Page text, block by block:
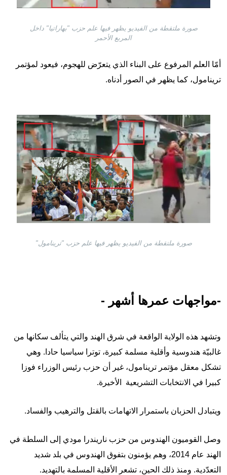
صورة ملتقطة من الفيديو يظهر فيها علم حزب "بهاراتيا" داخل
المربع الأحمر
أمّا العلم المرفوع على البناء الذي يتعرّض للهجوم، فيعود لمؤتمر
ترينامول، كما يظهر في الصور أدناه.
Image
صورة ملتقطة من الفيديو يظهر فيها علم حزب "ترينامول"
-مواجهات عمرها أشهر -
وتشهد هذه الولاية الواقعة في شرق الهند والتي يتألف سكانها من
غالبيّة هندوسية وأقلية مسلمة كبيرة، توترا سياسيا حادا. وهي
تشكل معقل مؤتمر ترينامول، غير أن حزب رئيس الوزراء فوزا
كبيرا في الانتخابات التشريعية الأخيرة.
ويتبادل الحزبان باستمرار الاتهامات بالقتل والترهيب والفساد.
وصل القوميون الهندوس من حزب ناريندرا مودي إلى السلطة في
الهند عام 2014، وهم يؤمنون بتفوق الهندوس في بلد شديد
التعدّدية. ومنذ ذلك الحين، تشعر الأقلية المسلمة بالتهديد.